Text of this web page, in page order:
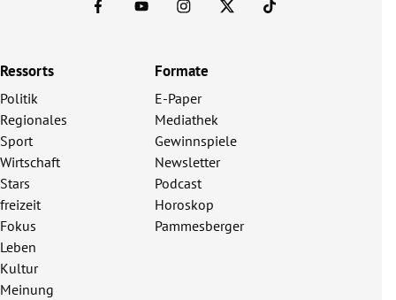
Ressorts
Politik
Regionales
Sport
Wirtschaft
Stars
freizeit
Fokus
Leben
Kultur
Meinung
Formate
E-Paper
Mediathek
Gewinnspiele
Newsletter
Podcast
Horoskop
Pammesberger